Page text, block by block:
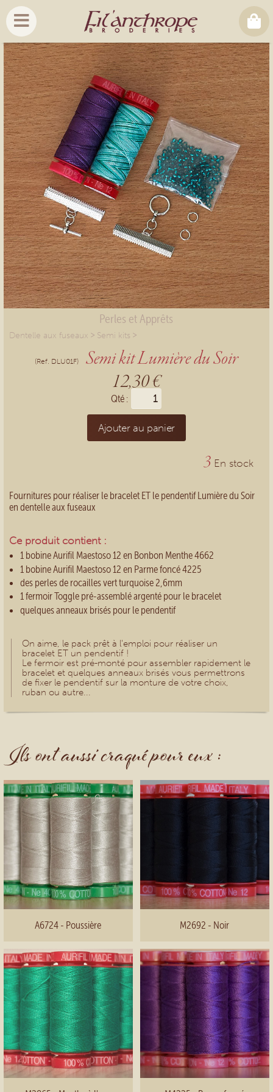
Perles et Apprêts
Dentelle aux fuseaux > Semi kits >
(Ref. DLU01F) Semi kit Lumière du Soir
Fournitures pour réaliser le bracelet ET le pendentif Lumière du Soir
en dentelle aux fuseaux
Ce produit contient :
1 bobine Aurifil Maestoso 12 en Bonbon Menthe 4662
1 bobine Aurifil Maestoso 12 en Parme foncé 4225
des perles de rocailles vert turquoise 2,6mm
1 fermoir Toggle pré-assemblé argenté pour le bracelet
quelques anneaux brisés pour le pendentif
12,30 €
Qté :
Ajouter au panier
On aime, le pack prêt à l'emploi pour réaliser un
bracelet ET un pendentif !
Le fermoir est pré-monté pour assembler rapidement le
bracelet et quelques anneaux brisés vous permettrons
de fixer le pendentif sur la monture de votre choix,
ruban ou autre...
3 En stock
Ils ont aussi craqué pour eux :
A6724 - Poussière M2692 - Noir